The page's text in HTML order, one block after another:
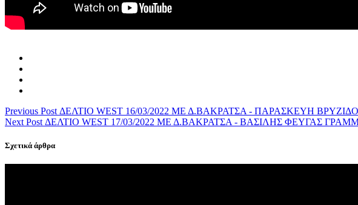
Previous Post ΔΕΛΤΙΟ WEST 16/03/2022 ΜΕ Δ.ΒΑΚΡΑΤΣΑ - ΠΑΡΑΣΚΕΥΗ
Next Post ΔΕΛΤΙΟ WEST 17/03/2022 ΜΕ Δ.ΒΑΚΡΑΤΣΑ - ΒΑΣΙΛΗΣ ΦΕΥΓΑΣ
Σχετικά άρθρα